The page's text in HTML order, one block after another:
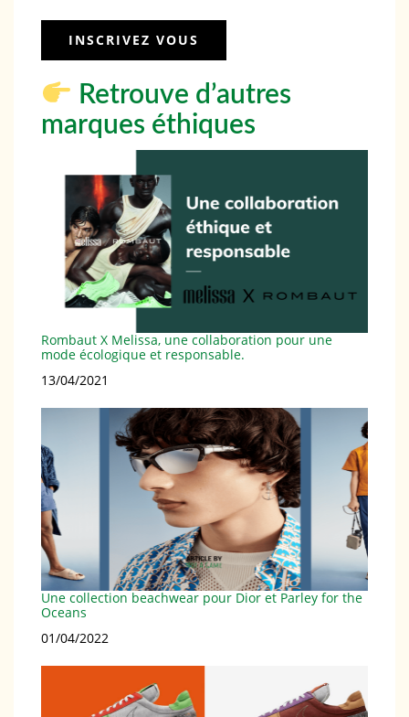
Retrouve d’autres
marques éthiques
Rombaut X Melissa, une collaboration pour une
mode écologique et responsable.
Date
13/04/2021
Une collection beachwear pour Dior et Parley for the
Oceans
Date
01/04/2022